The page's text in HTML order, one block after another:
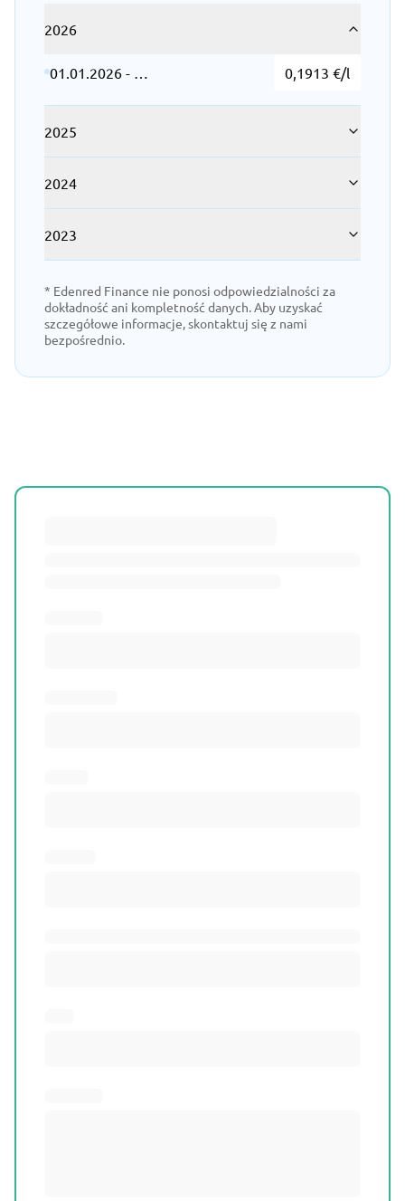
2026
01.01.2026 - … 0,1913 €/l
2025
2024
2023
* Edenred Finance nie ponosi odpowiedzialności za
dokładność ani kompletność danych. Aby uzyskać
szczegółowe informacje, skontaktuj się z nami
bezpośrednio.